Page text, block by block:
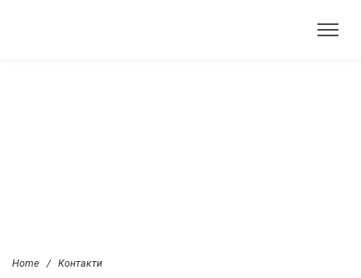
Home / Контакти